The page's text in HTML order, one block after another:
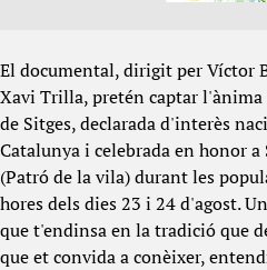
El documental, dirigit per Víctor
Xavi Trilla, pretén captar
de Sitges, declarada d'interès
Catalunya i celebrada en honor
(Patró de la vila) durant les
hores dels dies 23 i 24 d'agost.
que t'endinsa en la tradició que
que et convida a conèixer,